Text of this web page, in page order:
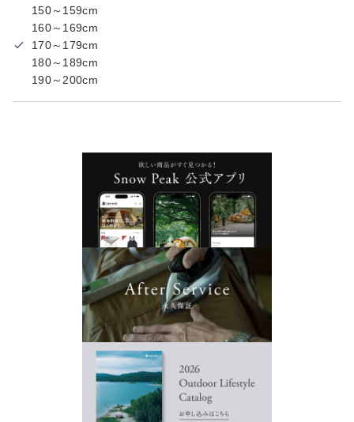
150～159cm
160～169cm
170～179cm
180～189cm
190～200cm